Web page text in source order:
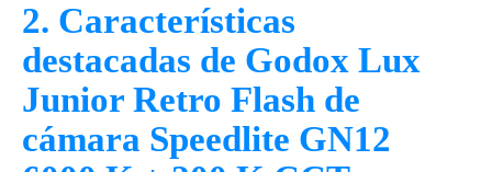
2. Características
destacadas de Godox Lux
Junior Retro Flash de
cámara Speedlite GN12